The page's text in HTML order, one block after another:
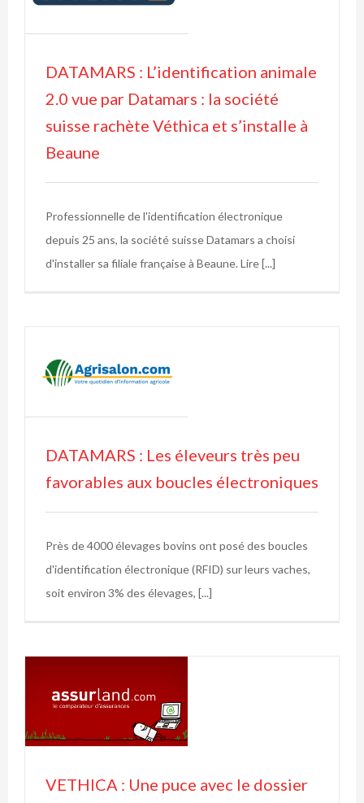
DATAMARS : L’identification animale
2.0 vue par Datamars : la société
suisse rachète Véthica et s’installe à
Beaune
Professionnelle de l'identification électronique
depuis 25 ans, la société suisse Datamars a choisi
d'installer sa filiale française à Beaune. Lire [...]
DATAMARS : Les éleveurs très peu
favorables aux boucles électroniques
Près de 4000 élevages bovins ont posé des boucles
d'identification électronique (RFID) sur leurs vaches,
soit environ 3% des élevages, [...]
VETHICA : Une puce avec le dossier